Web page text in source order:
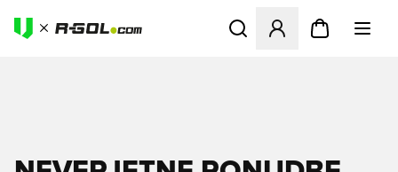
Odpre Modal za prijavo ali